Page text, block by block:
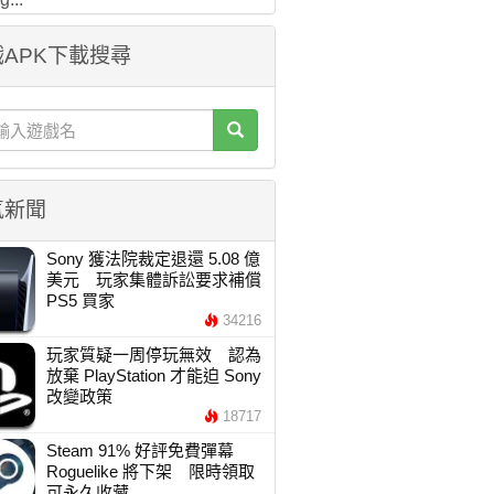
下載搜尋
聞
Sony 獲法院裁定退還 5.08 億
美元 玩家集體訴訟要求補償
PS5 買家
34216
玩家質疑一周停玩無效 認為
放棄 PlayStation 才能迫 Sony
改變政策
18717
Steam 91% 好評免費彈幕
Roguelike 將下架 限時領取